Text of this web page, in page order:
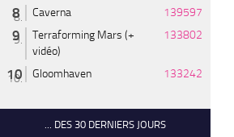
Caverna
139597
Terraforming Mars (+
vidéo)
133802
Gloomhaven 133242
... DES 30 DERNIERS JOURS